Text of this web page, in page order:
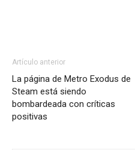
Artículo anterior
La página de Metro Exodus de
Steam está siendo
bombardeada con críticas
positivas